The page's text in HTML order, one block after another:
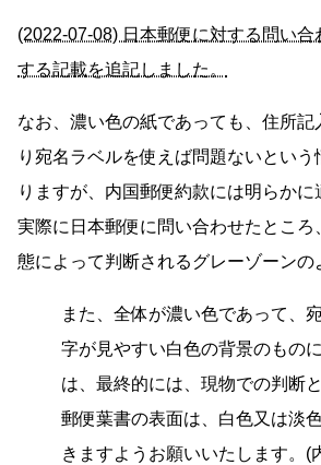
(2022-07-08) 日本郵便に対する問い合
する記載を追記しました。
なお、濃い色の紙であっても、住所記
り宛名ラベルを使えば問題ないとい
りますが、内国郵便約款には明らかに
実際に日本郵便に問い合わせたところ
態によって判断されるグレーゾーンの
また、全体が濃い色であって、
字が見やすい白色の背景のもの
は、最終的には、現物での判断
郵便葉書の表面は、白色又は淡
きますようお願いいたします。(